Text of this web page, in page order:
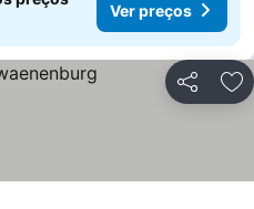
Ver preços
Partilhar